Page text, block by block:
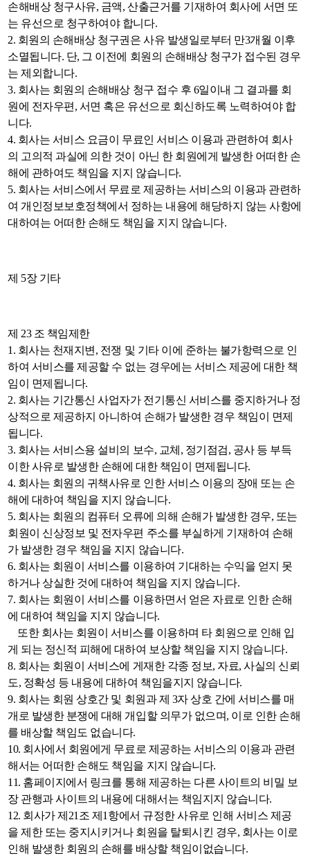
손해배상 청구사유, 금액, 산출근거를 기재하여 회사에 서면 또
는 유선으로 청구하여야 합니다.
2. 회원의 손해배상 청구권은 사유 발생일로부터 만3개월 이후
소멸됩니다. 단, 그 이전에 회원의 손해배상 청구가 접수된 경우
는 제외합니다.
3. 회사는 회원의 손해배상 청구 접수 후 6일이내 그 결과를 회
원에 전자우편, 서면 혹은 유선으로 회신하도록 노력하여야 합
니다.
4. 회사는 서비스 요금이 무료인 서비스 이용과 관련하여 회사
의 고의적 과실에 의한 것이 아닌 한 회원에게 발생한 어떠한 손
해에 관하여도 책임을 지지 않습니다.
5. 회사는 서비스에서 무료로 제공하는 서비스의 이용과 관련하
여 개인정보보호정책에서 정하는 내용에 해당하지 않는 사항에
대하여는 어떠한 손해도 책임을 지지 않습니다.
제 5장 기타
제 23 조 책임제한
1. 회사는 천재지변, 전쟁 및 기타 이에 준하는 불가항력으로 인
하여 서비스를 제공할 수 없는 경우에는 서비스 제공에 대한 책
임이 면제됩니다.
2. 회사는 기간통신 사업자가 전기통신 서비스를 중지하거나 정
상적으로 제공하지 아니하여 손해가 발생한 경우 책임이 면제
됩니다.
3. 회사는 서비스용 설비의 보수, 교체, 정기점검, 공사 등 부득
이한 사유로 발생한 손해에 대한 책임이 면제됩니다.
4. 회사는 회원의 귀책사유로 인한 서비스 이용의 장애 또는 손
해에 대하여 책임을 지지 않습니다.
5. 회사는 회원의 컴퓨터 오류에 의해 손해가 발생한 경우, 또는
회원이 신상정보 및 전자우편 주소를 부실하게 기재하여 손해
가 발생한 경우 책임을 지지 않습니다.
6. 회사는 회원이 서비스를 이용하여 기대하는 수익을 얻지 못
하거나 상실한 것에 대하여 책임을 지지 않습니다.
7. 회사는 회원이 서비스를 이용하면서 얻은 자료로 인한 손해
에 대하여 책임을 지지 않습니다.
또한 회사는 회원이 서비스를 이용하며 타 회원으로 인해 입
게 되는 정신적 피해에 대하여 보상할 책임을 지지 않습니다.
8. 회사는 회원이 서비스에 게재한 각종 정보, 자료, 사실의 신뢰
도, 정확성 등 내용에 대하여 책임을지지 않습니다.
9. 회사는 회원 상호간 및 회원과 제 3자 상호 간에 서비스를 매
개로 발생한 분쟁에 대해 개입할 의무가 없으며, 이로 인한 손해
를 배상할 책임도 없습니다.
10. 회사에서 회원에게 무료로 제공하는 서비스의 이용과 관련
해서는 어떠한 손해도 책임을 지지 않습니다.
11. 홈페이지에서 링크를 통해 제공하는 다른 사이트의 비밀 보
장 관행과 사이트의 내용에 대해서는 책임지지 않습니다.
12. 회사가 제21조 제1항에서 규정한 사유로 인해 서비스 제공
을 제한 또는 중지시키거나 회원을 탈퇴시킨 경우, 회사는 이로
인해 발생한 회원의 손해를 배상할 책임이없습니다.